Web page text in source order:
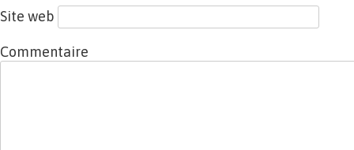
Site web
Commentaire